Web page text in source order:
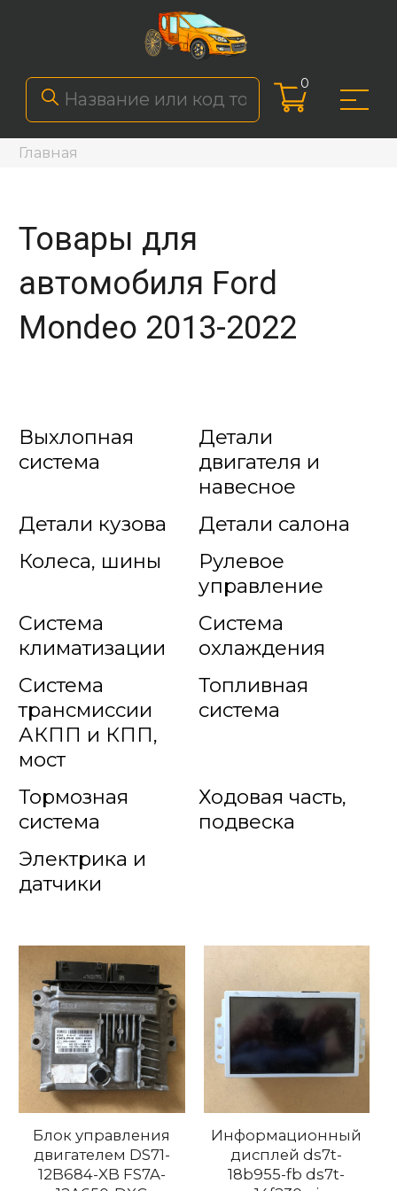
0
Главная
Товары для
автомобиля Ford
Mondeo 2013-2022
Выхлопная
система
Детали
двигателя и
навесное
Детали кузова
Детали салона
Колеса, шины
Рулевое
управление
Система
климатизации
Система
охлаждения
Система
трансмиссии
АКПП и КПП,
мост
Топливная
система
Тормозная
система
Ходовая часть,
подвеска
Электрика и
датчики
Блок управления
двигателем DS71-
12B684-XB FS7A-
Информационный
дисплей ds7t-
18b955-fb ds7t-